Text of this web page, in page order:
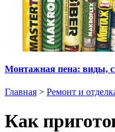
Монтажная пена: виды,
Главная > Ремонт и
Как